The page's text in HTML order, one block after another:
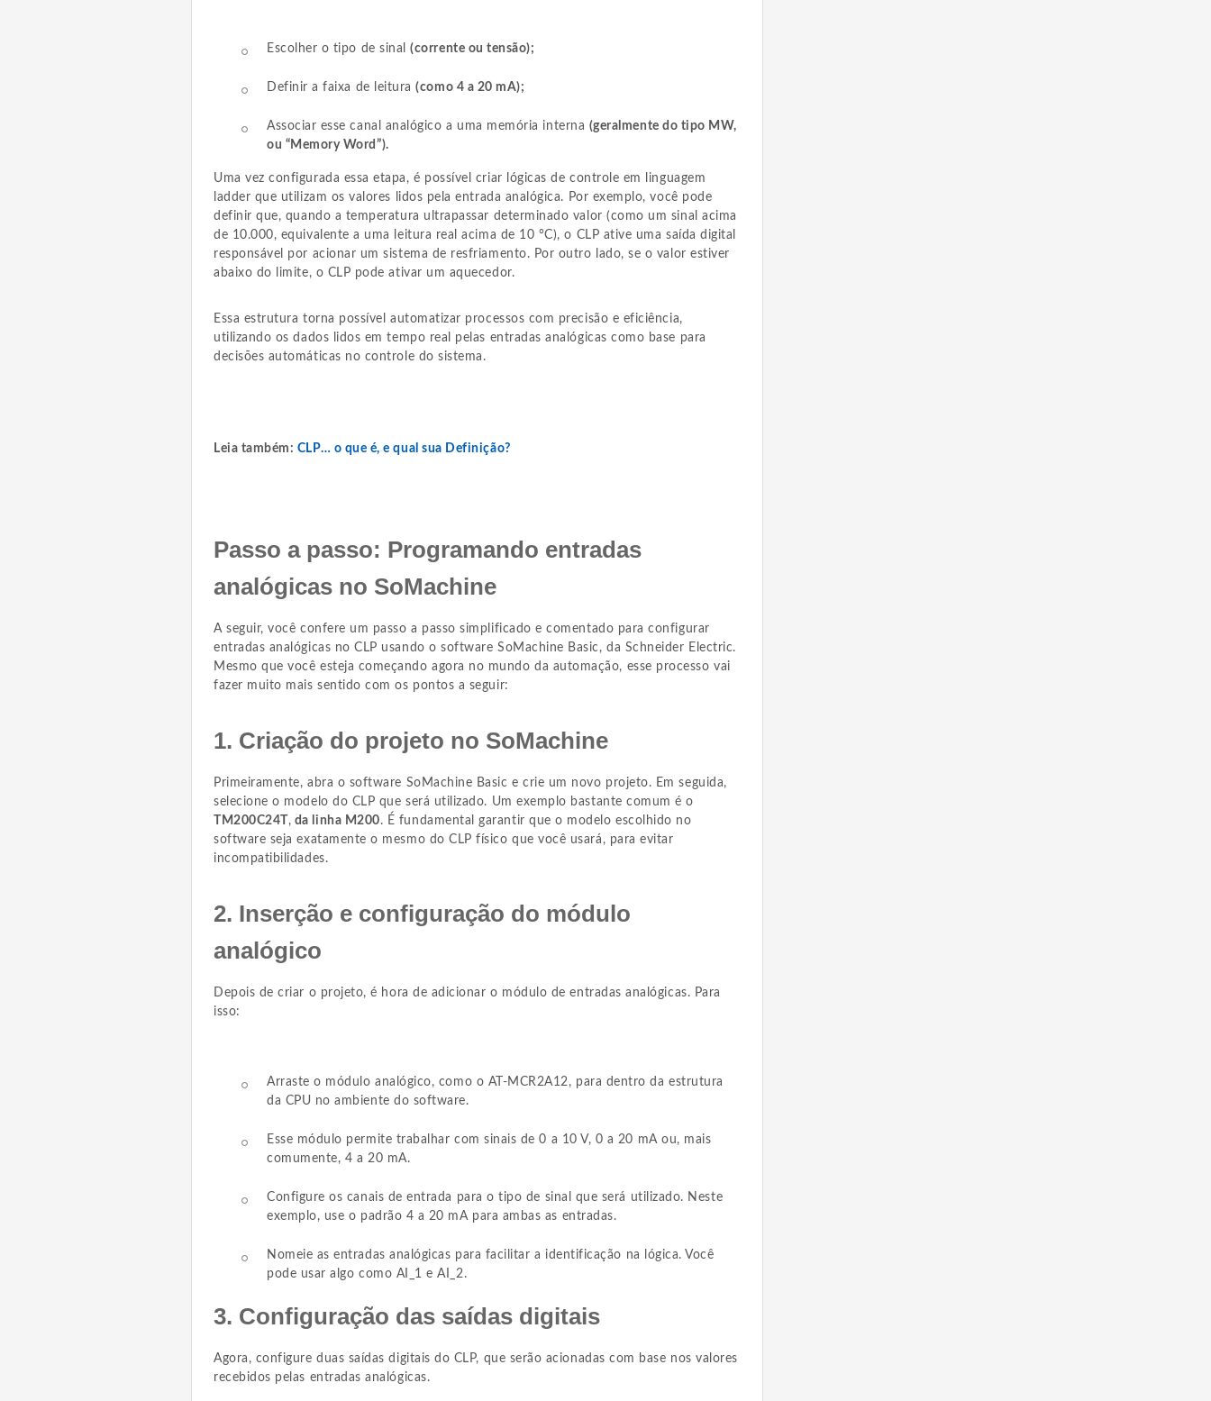
Escolher o tipo de sinal(corrente ou tensão);
Definir a faixa de leitura(como 4 a 20 mA);
Associar esse canal analógico a uma memória interna (geralmente do tipo MW,
ou “Memory Word”).
Uma vez configurada essa etapa, é possível criar lógicas de controle em linguagem
ladder que utilizam os valores lidos pela entrada analógica. Por exemplo, você pode
definir que, quando a temperatura ultrapassar determinado valor (como um sinal acima
de 10.000, equivalente a uma leitura real acima de 10 °C), o CLP ative uma saída digital
responsável por acionar um sistema de resfriamento. Por outro lado, se o valor estiver
abaixo do limite, o CLP pode ativar um aquecedor.
Essa estrutura torna possível automatizar processos com precisão e eficiência,
utilizando os dados lidos em tempo real pelas entradas analógicas como base para
decisões automáticas no controle do sistema.
Leia também: CLP… o que é, e qual sua Definição?
Passo a passo: Programando entradas
analógicas no SoMachine
A seguir, você confere um passo a passo simplificado e comentado para configurar
entradas analógicas no CLP usando o software SoMachine Basic, da Schneider Electric.
Mesmo que você esteja começando agora no mundo da automação, esse processo vai
fazer muito mais sentido com os pontos a seguir:
1. Criação do projeto no SoMachine
Primeiramente, abra o software SoMachine Basic e crie um novo projeto. Em seguida,
selecione o modelo do CLP que será utilizado. Um exemplo bastante comum é o
TM200C24T , da linha M200. É fundamental garantir que o modelo escolhido no
software seja exatamente o mesmo do CLP físico que você usará, para evitar
incompatibilidades.
2. Inserção e configuração do módulo
analógico
Depois de criar o projeto, é hora de adicionar o módulo de entradas analógicas. Para
isso:
Arraste o módulo analógico, como o AT-MCR2A12, para dentro da estrutura
da CPU no ambiente do software.
Esse módulo permite trabalhar com sinais de 0 a 10 V, 0 a 20 mA ou, mais
comumente, 4 a 20 mA.
Configure os canais de entrada para o tipo de sinal que será utilizado. Neste
exemplo, use o padrão 4 a 20 mA para ambas as entradas.
Nomeie as entradas analógicas para facilitar a identificação na lógica. Você
pode usar algo como AI_1 e AI_2.
3. Configuração das saídas digitais
Agora, configure duas saídas digitais do CLP, que serão acionadas com base nos valores
recebidos pelas entradas analógicas.